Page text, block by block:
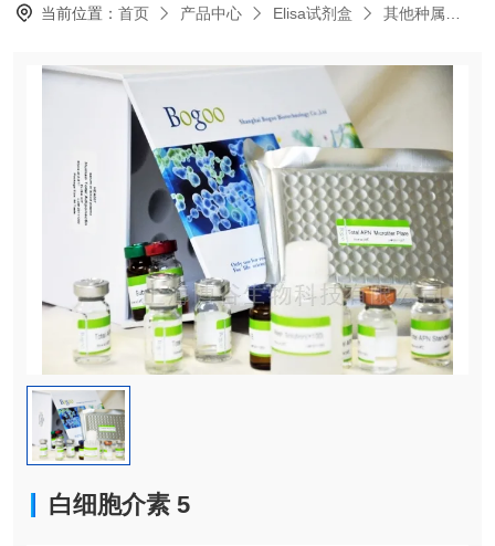
当前位置：首页 产品中心 Elisa试剂盒 其他种属
白细胞介素 5